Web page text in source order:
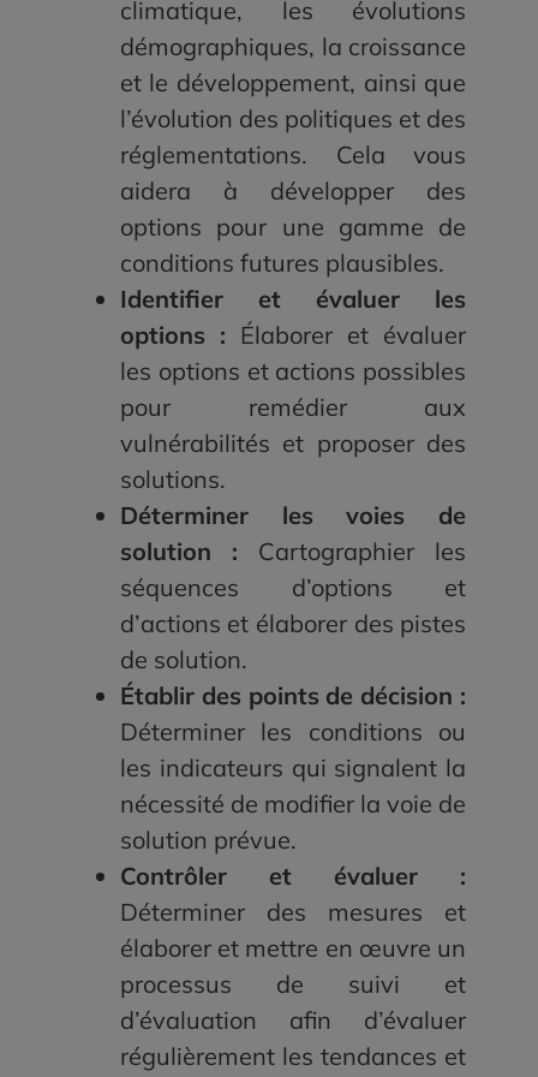
climatique, les évolutions
démographiques, la croissance
et le développement, ainsi que
l’évolution des politiques et des
réglementations. Cela vous
aidera à développer des
options pour une gamme de
conditions futures plausibles.
Identifier et évaluer les
options : Élaborer et évaluer
les options et actions possibles
pour remédier aux
vulnérabilités et proposer des
solutions.
Déterminer les voies de
solution : Cartographier les
séquences d’options et
d’actions et élaborer des pistes
de solution.
Établir des points de décision :
Déterminer les conditions ou
les indicateurs qui signalent la
nécessité de modifier la voie de
solution prévue.
Contrôler et évaluer :
Déterminer des mesures et
élaborer et mettre en œuvre un
processus de suivi et
d’évaluation afin d’évaluer
régulièrement les tendances et